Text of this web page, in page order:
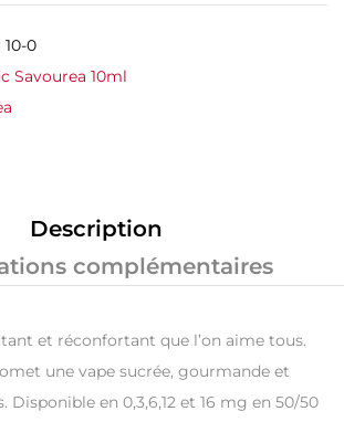
10-0
Savourea 10ml
Description
complémentaires
et réconfortant que l’on aime tous.
une vape sucrée, gourmande et
Disponible en 0,3,6,12 et 16 mg en 50/50